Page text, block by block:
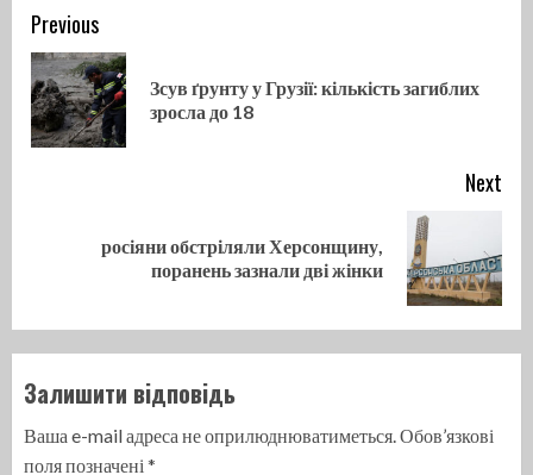
Continue
Reading
Previous
Зсув ґрунту у Грузії: кількість загиблих
зросла до 18
Next
росіяни обстріляли Херсонщину,
поранень зазнали дві жінки
Залишити відповідь
Ваша e-mail адреса не оприлюднюватиметься.Обов’язкові
поля позначені *